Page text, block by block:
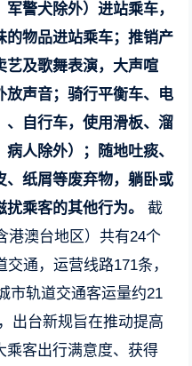
警犬除外）进站乘车，
的物品进站乘车；推销产
艺及歌舞表演，大声喧
放声音；骑行平衡车、电
、自行车，使用滑板、溜
人除外）；随地吐痰、
、纸屑等废弃物，躺卧或
乘客的其他行为。
截
港澳台地区）共有24个
通，运营线路171条，
市轨道交通客运量约21
出台新规旨在推动提高
乘客出行满意度、获得